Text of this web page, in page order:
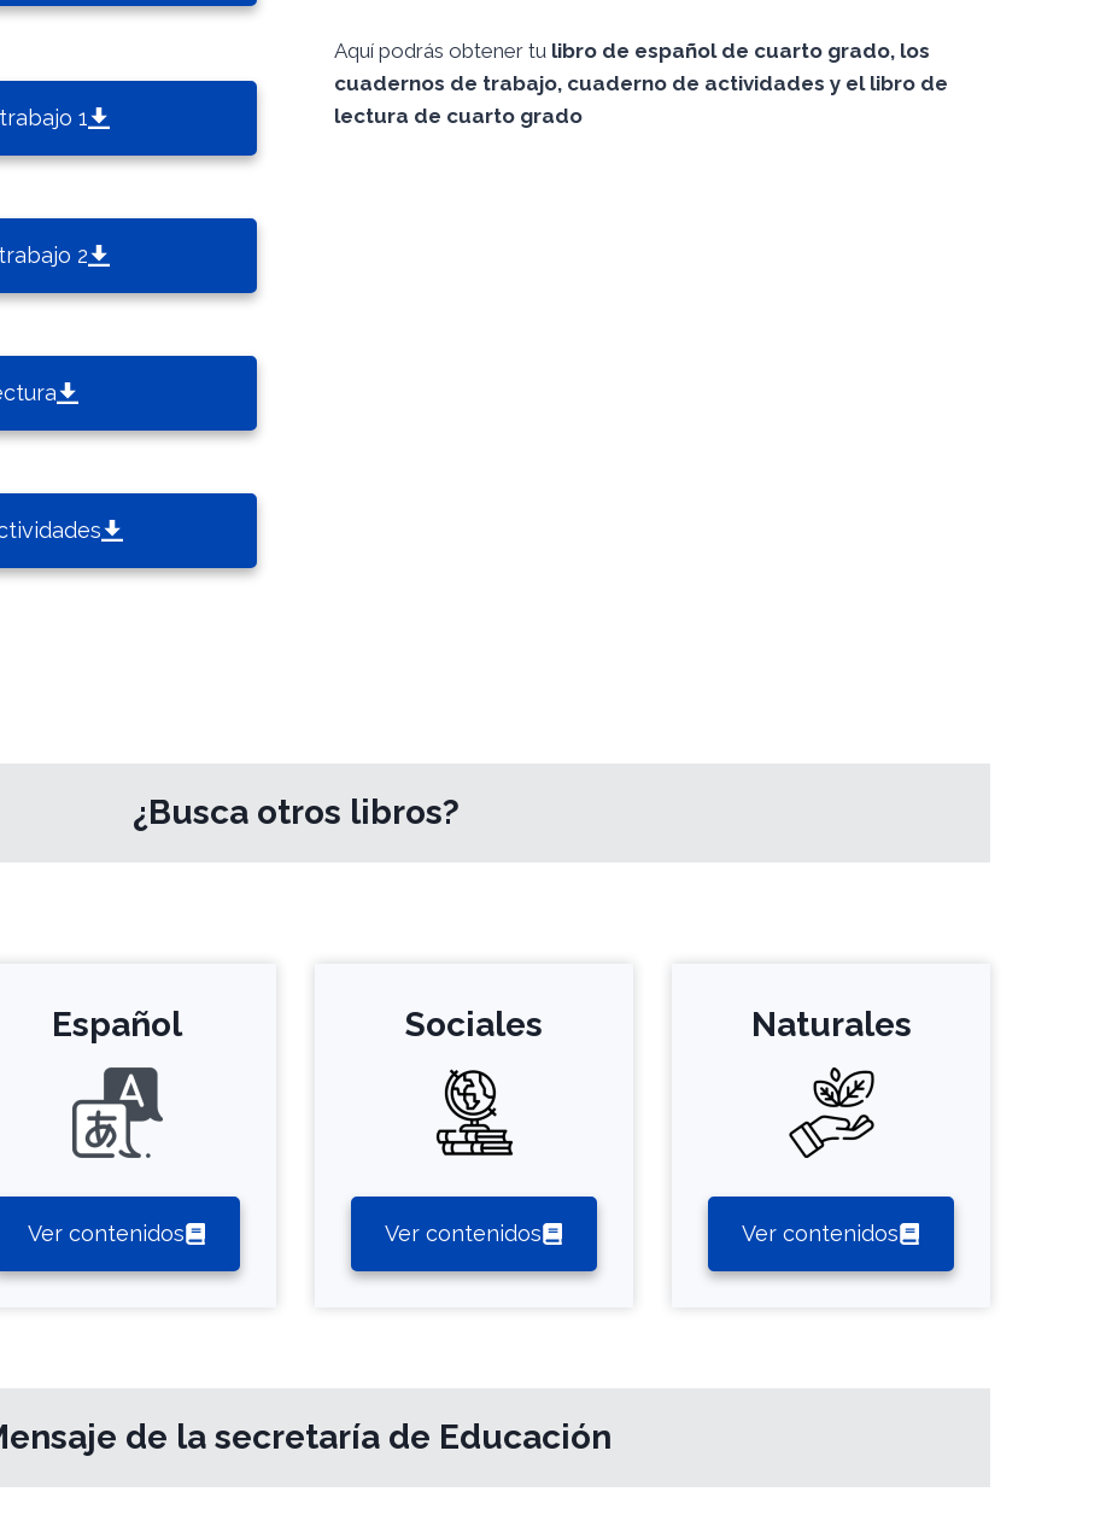
1
2
Aquí podrás obtener tu libro de español de cuarto grado, los
cuadernos de trabajo, cuaderno de actividades y el libro de
lectura de cuarto grado
¿Busca otros libros?
Español
Ver contenidos
Sociales
Ver contenidos
Naturales
Ver contenidos
de la secretaría de Educación